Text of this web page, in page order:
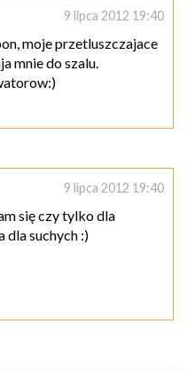
9 lipca 2012 19:40
moje przetluszczajace
mnie do szalu.
9 lipca 2012 19:40
się czy tylko dla
dla suchych :)